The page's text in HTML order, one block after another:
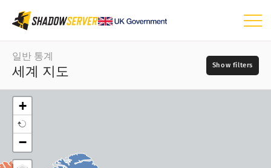
대시보드
일반 통계
지역 지도
비교 지도
트리 맵
일반 통계
세계 지도
일
+
−